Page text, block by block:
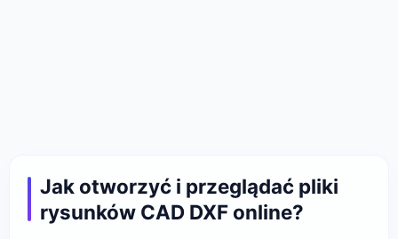
Jak otworzyć i przeglądać pliki
rysunków CAD DXF online?